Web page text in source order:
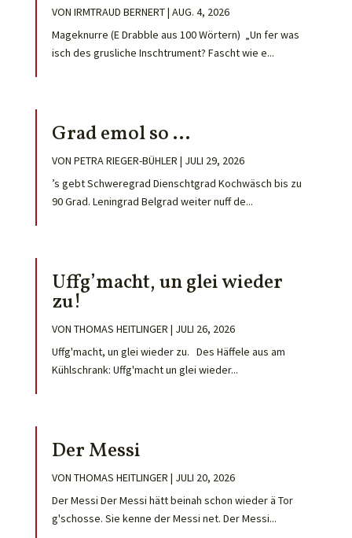
VON IRMTRAUD BERNERT| AUG. 4, 2026
Mageknurre (E Drabble aus 100 Wörtern) „Un fer was
isch des grusliche Inschtrument? Fascht wie e...
Grad emol so …
VON PETRA RIEGER-BÜHLER | JULI 29, 2026
’s gebt Schweregrad Dienschtgrad Kochwäsch bis zu
90 Grad. Leningrad Belgrad weiter nuff de...
Uffg’macht, un glei wieder
zu!
VON THOMAS HEITLINGER | JULI 26, 2026
Uffg'macht, un glei wieder zu. Des Häffele aus am
Kühlschrank: Uffg'macht un glei wieder...
Der Messi
VON THOMAS HEITLINGER | JULI 20, 2026
Der Messi Der Messi hätt beinah schon wieder ä Tor
g'schosse. Sie kenne der Messi net. Der Messi...